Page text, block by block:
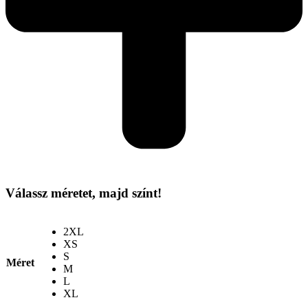
Válassz méretet, majd színt!
Méret
2XL
XS
S
M
L
XL